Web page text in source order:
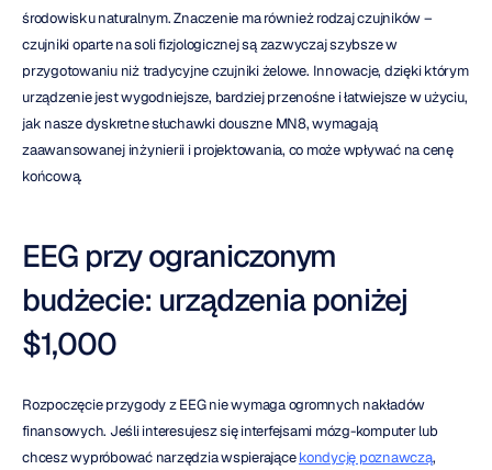
środowisku naturalnym. Znaczenie ma również rodzaj czujników –
czujniki oparte na soli fizjologicznej są zazwyczaj szybsze w
przygotowaniu niż tradycyjne czujniki żelowe. Innowacje, dzięki którym
urządzenie jest wygodniejsze, bardziej przenośne i łatwiejsze w użyciu,
jak nasze dyskretne słuchawki douszne MN8, wymagają
zaawansowanej inżynierii i projektowania, co może wpływać na cenę
końcową.
EEG przy ograniczonym
budżecie: urządzenia poniżej
$1,000
Rozpoczęcie przygody z EEG nie wymaga ogromnych nakładów
finansowych. Jeśli interesujesz się interfejsami mózg-komputer lub
chcesz wypróbować narzędzia wspierające kondycję poznawczą,